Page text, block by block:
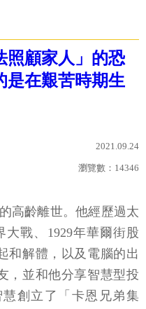
照顧家人」的恐
在艱苦時期生
2021.09.24
瀏覽數： 14346
高齡離世。他經歷過太
戰、1929年華爾街股
和解體，以及電腦的出
，並和他分享智慧型投
創立了「卡恩兄弟集